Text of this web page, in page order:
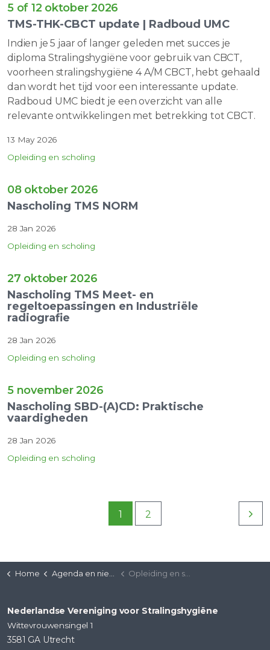
5 of 12 oktober 2026
TMS-THK-CBCT update | Radboud UMC
Indien je 5 jaar of langer geleden met succes je
diploma Stralingshygiëne voor gebruik van CBCT,
voorheen stralingshygiëne 4 A/M CBCT, hebt gehaald
dan wordt het tijd voor een interessante update.
Radboud UMC biedt je een overzicht van alle
relevante ontwikkelingen met betrekking tot CBCT.
13 May 2026
Opleiding en scholing
08 oktober 2026
Nascholing TMS NORM
28 Jan 2026
Opleiding en scholing
27 oktober 2026
Nascholing TMS Meet- en
regeltoepassingen en Industriële
radiografie
28 Jan 2026
Opleiding en scholing
5 november 2026
Nascholing SBD-(A)CD: Praktische
vaardigheden
28 Jan 2026
Opleiding en scholing
1 2
Home Agenda en nieuws Opleiding en scholing
Nederlandse Vereniging voor Stralingshygiëne
Wittevrouwensingel 1
3581 GA Utrecht